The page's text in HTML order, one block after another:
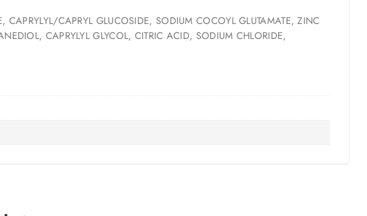
CAPRYL GLUCOSIDE, SODIUM COCOYL GLUTAMATE, ZINC
CAPRYLYL GLYCOL, CITRIC ACID, SODIUM CHLORIDE,